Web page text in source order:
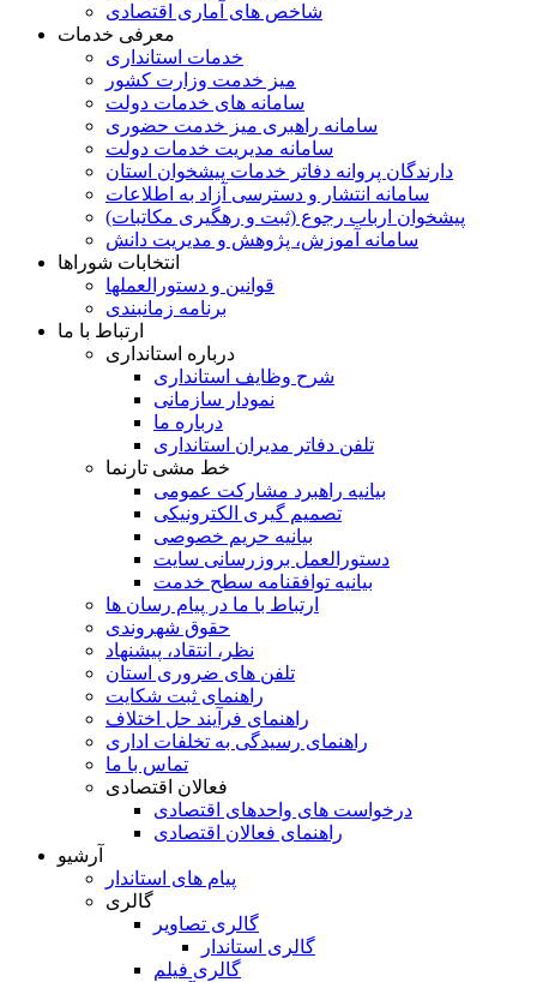
شاخص های آماری اقتصادی
معرفی خدمات
خدمات استانداری
میز خدمت وزارت کشور
سامانه های خدمات دولت
سامانه راهبری میز خدمت حضوری
سامانه مدیریت خدمات دولت
دارندگان پروانه دفاتر خدمات پیشخوان استان
سامانه انتشار و دسترسی آزاد به اطلاعات
پیشخوان ارباب رجوع (ثبت و رهگیری مکاتبات)
سامانه آموزش، پژوهش و مدیریت دانش
انتخابات شوراها
قوانین و دستورالعملها
برنامه زمانبندی
ارتباط با ما
درباره استانداری
شرح وظایف استانداری
نمودار سازمانی
درباره ما
تلفن دفاتر مدیران استانداری
خط مشی تارنما
بیانیه راهبرد مشارکت عمومی
تصمیم گیری الکترونیکی
بیانیه حریم خصوصی
دستورالعمل بروزرسانی سایت
بیانیه توافقنامه سطح خدمت
ارتباط با ما در پیام رسان ها
حقوق شهروندی
نظر، انتقاد، پیشنهاد
تلفن های ضروری استان
راهنمای ثبت شکایت
راهنمای فرآیند حل اختلاف
راهنمای رسیدگی به تخلفات اداری
تماس با ما
فعالان اقتصادی
درخواست های واحدهای اقتصادی
راهنمای فعالان اقتصادی
آرشیو
پیام های استاندار
گالری
گالری تصاویر
گالری استاندار
گالری فیلم